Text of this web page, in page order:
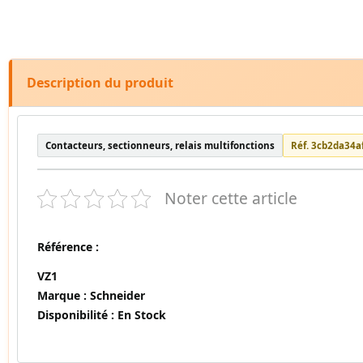
Description du produit
Contacteurs, sectionneurs, relais multifonctions Réf.
Noter cette article
Référence :
VZ1
Marque : Schneider
Disponibilité : En Stock